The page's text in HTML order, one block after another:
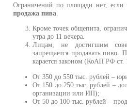
Ограничений по площади нет, если
продажа пива
Кроме точек общепита,
утра до 11 вечера.
Лицам, не достигшим
запрещается продавать пиво.
карается законом (КоАП РФ ст.
От 350 до 550 тыс. рублей –
От 150 до 250 тыс. рублей –
организации или ИП);
От 50 до 100 тыс. рублей –